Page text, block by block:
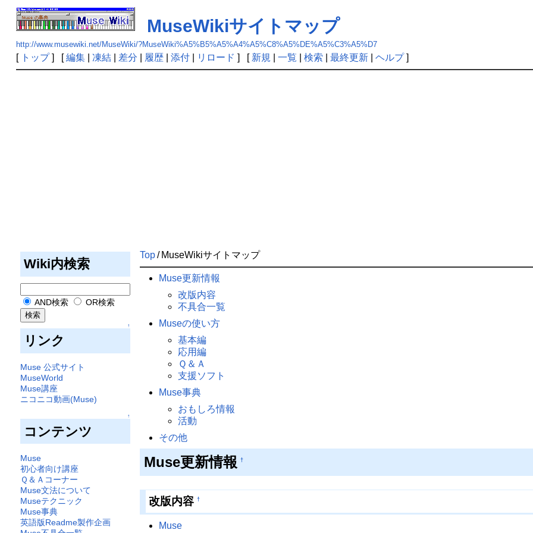
MuseWikiサイトマップ
http://www.musewiki.net/MuseWiki/?MuseWiki%A5%B5%A5%A4%A5%C8%A5%DE%A5%C3%A5%D7
[ トップ] [編集| 凍結| 差分 履歴| 添付| リロード ] [ 新規 一覧 検索 最終更新| ヘルプ]
Wiki内検索
AND検索 OR検索
↑
リンク
Muse 公式サイト
MuseWorld
Muse講座
ニコニコ動画(Muse)
↑
コンテンツ
Muse
初心者向け講座
Ｑ＆Ａコーナー
Muse文法について
Museテクニック
Muse事典
英語版Readme製作企画
Top/ MuseWikiサイトマップ
Muse更新情報
改版内容
不具合一覧
Museの使い方
基本編
応用編
Ｑ＆Ａ
支援ソフト
Muse事典
おもしろ情報
活動
その他
Muse更新情報 †
改版内容 †
Muse